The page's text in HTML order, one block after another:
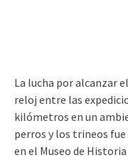
La lucha por alcanzar
reloj entre las
kilómetros en un
perros y los trineos
en el Museo de